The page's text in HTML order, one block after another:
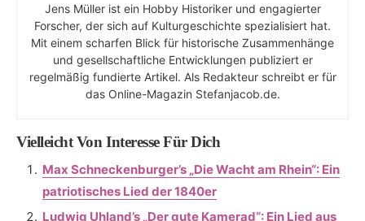
Jens Müller ist ein Hobby Historiker und engagierter
Forscher, der sich auf Kulturgeschichte spezialisiert hat.
Mit einem scharfen Blick für historische Zusammenhänge
und gesellschaftliche Entwicklungen publiziert er
regelmäßig fundierte Artikel. Als Redakteur schreibt er für
das Online-Magazin Stefanjacob.de.
Vielleicht Von Interesse Für Dich
Max Schneckenburger’s „Die Wacht am Rhein“: Ein
patriotisches Lied der 1840er
Ludwig Uhland’s „Der gute Kamerad“: Ein Lied aus